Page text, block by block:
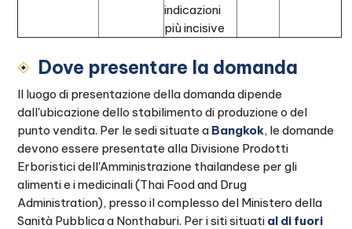
indicazioni
più incisive
Dove presentare la domanda
Il luogo di presentazione della domanda dipende
dall'ubicazione dello stabilimento di produzione o del
punto vendita. Per le sedi situate a Bangkok, le domande
devono essere presentate alla Divisione Prodotti
Erboristici dell'Amministrazione thailandese per gli
alimenti e i medicinali (Thai Food and Drug
Administration), presso il complesso del Ministero della
Sanità Pubblica a Nonthaburi. Per i siti situati al di fuori